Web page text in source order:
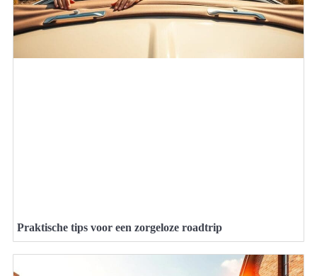
Praktische tips voor een zorgeloze roadtrip